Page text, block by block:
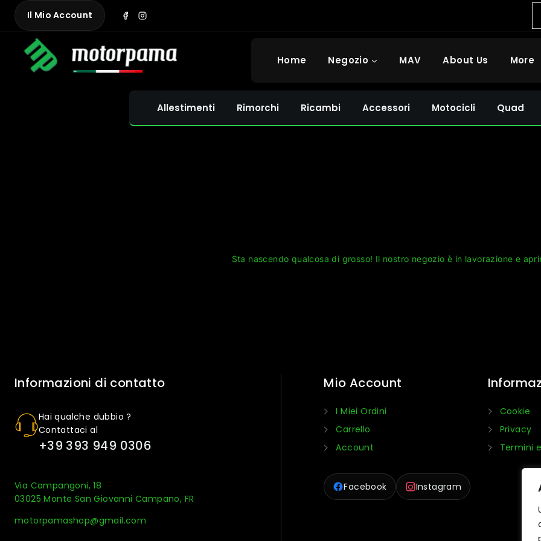
Skip
content
Il Mio Account
Home Negozio MAV About Us More
Allestimenti Rimorchi Ricambi Accessori Motocicli Quad
Sta nascendo qualcosa di grosso! Il nostro negozio è in lavorazione e
Informazioni di contatto
Hai qualche dubbio ?
Contattaci al
+39 393 949 0306
Via Campangoni, 18
03025 Monte San Giovanni Campano, FR
motorpamashop@gmail.com
Mio Account
I Miei Ordini
Carrello
Account
Facebook Instagram
Cookie
Privacy
Termini